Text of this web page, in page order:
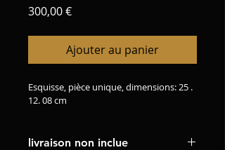
300,00 €Prix
Ajouter au panier
Esquisse, pièce unique, dimensions: 25 .
12. 08 cm
livraison non inclue